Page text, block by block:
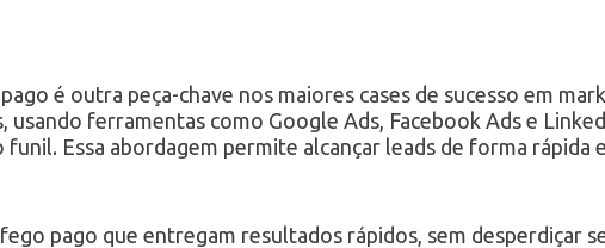
é outra peça-chave nos maiores cases de sucesso em
ferramentas como Google Ads, Facebook Ads e
Essa abordagem permite alcançar leads de forma rápida
pago que entregam resultados rápidos, sem desperdiçar